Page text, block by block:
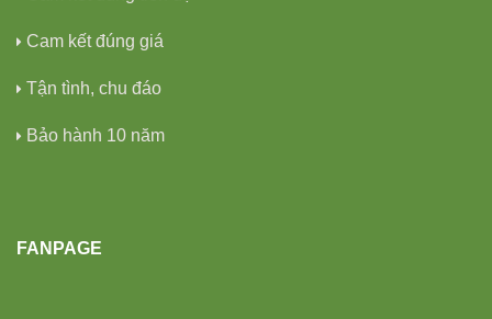
Cam kết đúng giá
Tận tình, chu đáo
Bảo hành 10 năm
FANPAGE